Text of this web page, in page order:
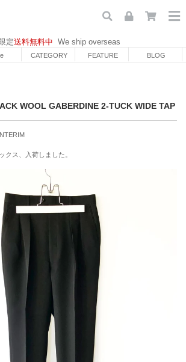
定送料無料中 We ship overseas
CATEGORY FEATURE BLOG
WOOL GABERDINE 2-TUCK WIDE TAP
クス、入荷しました。